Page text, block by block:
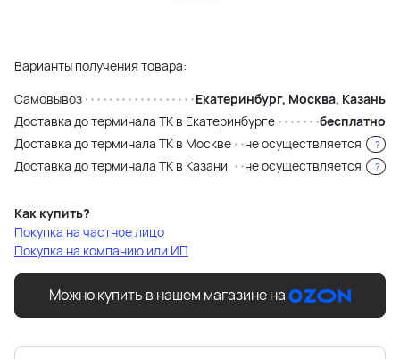
Варианты получения товара:
Самовывоз
Екатеринбург, Москва, Казань
Доставка до терминала ТК в Екатеринбурге
бесплатно
Доставка до терминала ТК в Москве
не осуществляется ?
Доставка до терминала ТК в Казани не осуществляется ?
Как купить?
Покупка на частное лицо
Покупка на компанию или ИП
Можно купить в нашем магазине на